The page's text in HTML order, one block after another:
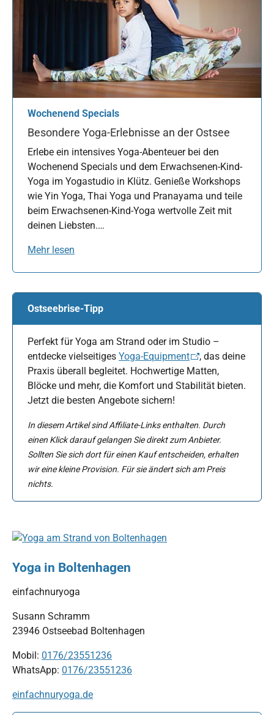
Wochenend Specials
Besondere Yoga-Erlebnisse an der Ostsee
Erlebe ein intensives Yoga-Abenteuer bei den
Wochenend Specials und dem Erwachsenen-Kind-
Yoga im Yogastudio in Klütz. Genieße Workshops
wie Yin Yoga, Thai Yoga und Pranayama und teile
beim Erwachsenen-Kind-Yoga wertvolle Zeit mit
deinen Liebsten.…
Mehr lesen
Ostseebrise-Tipp
Perfekt für Yoga am Strand oder im Studio –
entdecke vielseitiges Yoga-Equipment
, das deine
Praxis überall begleitet. Hochwertige Matten,
Blöcke und mehr, die Komfort und Stabilität bieten.
Jetzt die besten Angebote sichern!
In diesem Artikel sind Affiliate-Links enthalten. Durch
einen Klick darauf gelangen Sie direkt zum Anbieter.
Sollten Sie sich dort für einen Kauf entscheiden, erhalten
wir eine kleine Provision. Für sie ändert sich am Preis
nichts.
Show larger version for:
Yoga in Boltenhagen
einfachnuryoga
Susann Schramm
23946 Ostseebad Boltenhagen
Mobil: 0176/23551236
WhatsApp: 0176/23551236
einfachnuryoga.de